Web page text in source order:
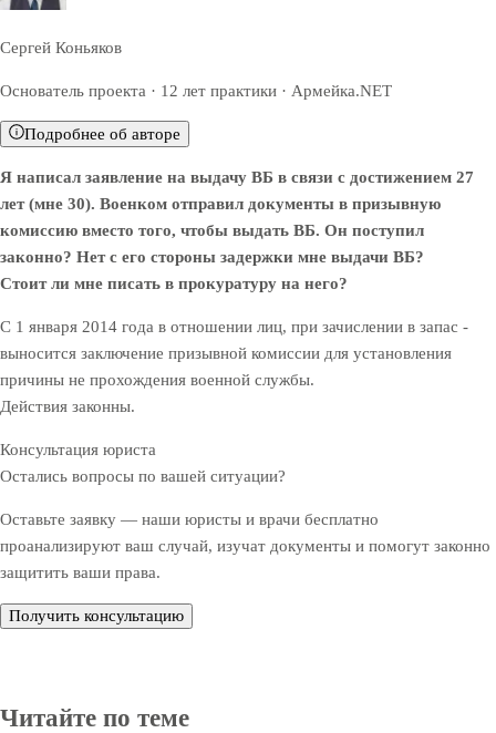
Сергей Коньяков
Основатель проекта · 12 лет практики · Армейка.NET
Подробнее об авторе
Я написал заявление на выдачу ВБ в связи с достижением 27
лет (мне 30). Военком отправил документы в призывную
комиссию вместо того, чтобы выдать ВБ. Он поступил
законно? Нет с его стороны задержки мне выдачи ВБ?
Стоит ли мне писать в прокуратуру на него?
С 1 января 2014 года в отношении лиц, при зачислении в запас -
выносится заключение призывной комиссии для установления
причины не прохождения военной службы.
Действия законны.
Консультация юриста
Остались вопросы по вашей ситуации?
Оставьте заявку — наши юристы и врачи бесплатно
проанализируют ваш случай, изучат документы и помогут законно
защитить ваши права.
Получить консультацию
Читайте по теме